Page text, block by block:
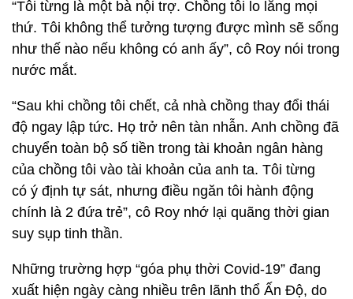
“Tôi từng là một bà nội trợ. Chồng tôi lo lắng mọi
thứ. Tôi không thể tưởng tượng được mình sẽ sống
như thế nào nếu không có anh ấy”, cô Roy nói trong
nước mắt.
“Sau khi chồng tôi chết, cả nhà chồng thay đổi thái
độ ngay lập tức. Họ trở nên tàn nhẫn. Anh chồng đã
chuyển toàn bộ số tiền trong tài khoản ngân hàng
của chồng tôi vào tài khoản của anh ta. Tôi từng
có ý định tự sát, nhưng điều ngăn tôi hành động
chính là 2 đứa trẻ”, cô Roy nhớ lại quãng thời gian
suy sụp tinh thần.
Những trường hợp “góa phụ thời Covid-19” đang
xuất hiện ngày càng nhiều trên lãnh thổ Ấn Độ, do